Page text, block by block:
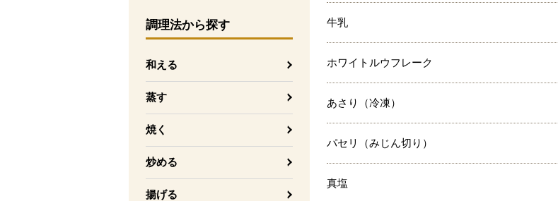
調理法から探す
和える
蒸す
焼く
炒める
揚げる
牛乳
ホワイトルウフレーク
あさり（冷凍）
パセリ（みじん切り）
真塩